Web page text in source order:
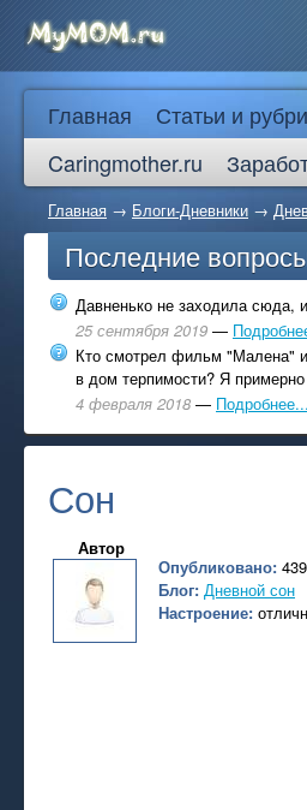
Главная Статьи и
Caringmother.ru
Главная → Блоги-Дневники →
Последние
Давненько не заходила сюда,
25 сентября 2019 —
Кто смотрел фильм "Малена" и
в дом терпимости? Я
4 февраля 2018 — Подробнее...
Сон
Автор
Опубликовано:
Блог: Дневной сон
Настроение: